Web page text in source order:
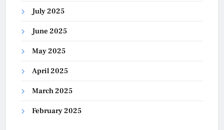
July 2025
June 2025
May 2025
April 2025
March 2025
February 2025